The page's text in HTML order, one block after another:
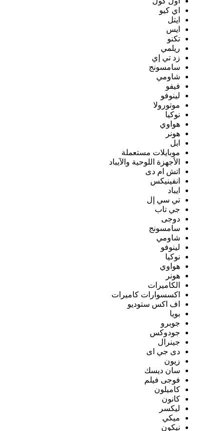
اي كيو
ايتل
ايس
تكنو
ريلمي
زد تي إي
سامسونج
شاومي
فيفو
لينوفو
موتورولا
نوكيا
هواوي
هونر
ابل
موبايلات مستعملة
الأجهزة اللوحية والآيباد
اتش ام دى
انفينيكس
ايباد
تي سي إل
جي تاب
دوجى
سامسونج
شاومي
لينوفو
نوكيا
هواوي
هونر
الكاميرات
اكسسوارات كاميرات
اف اكس ستوديو
بويا
جوبرو
جودوكس
جينرال
دى جي اى
زيون
سان ديسك
فوجى فيلم
كاميلون
كانون
ليكسر
ميكي
نيكون